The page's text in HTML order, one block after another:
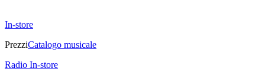
In-store
PrezziCatalogo musicale
Radio In-store